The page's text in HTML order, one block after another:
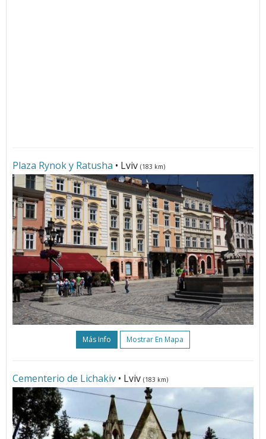
Plaza Rynok y Ratusha • Lviv (183 km)
Más Info Mostrar En Mapa
Cementerio de Lichakiv • Lviv (183 km)